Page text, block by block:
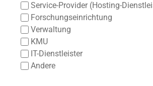
Service-Provider (Hosting-
Forschungseinrichtung
Verwaltung
KMU
IT-Dienstleister
Andere